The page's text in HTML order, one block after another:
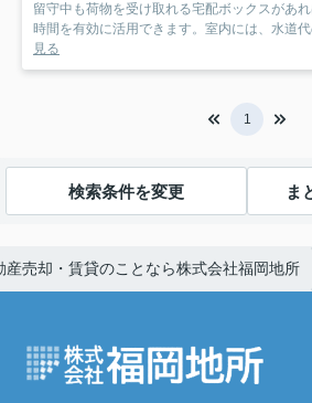
留守中も荷物を受け取れる宅配ボックスがあ
時間を有効に活用できます。室内には、水道
見る
1
検索条件を変更 ま
産売却・賃貸のことなら株式会社福岡地所